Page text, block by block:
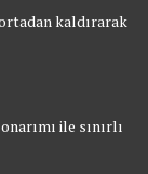
kaldırarak
ile sınırlı